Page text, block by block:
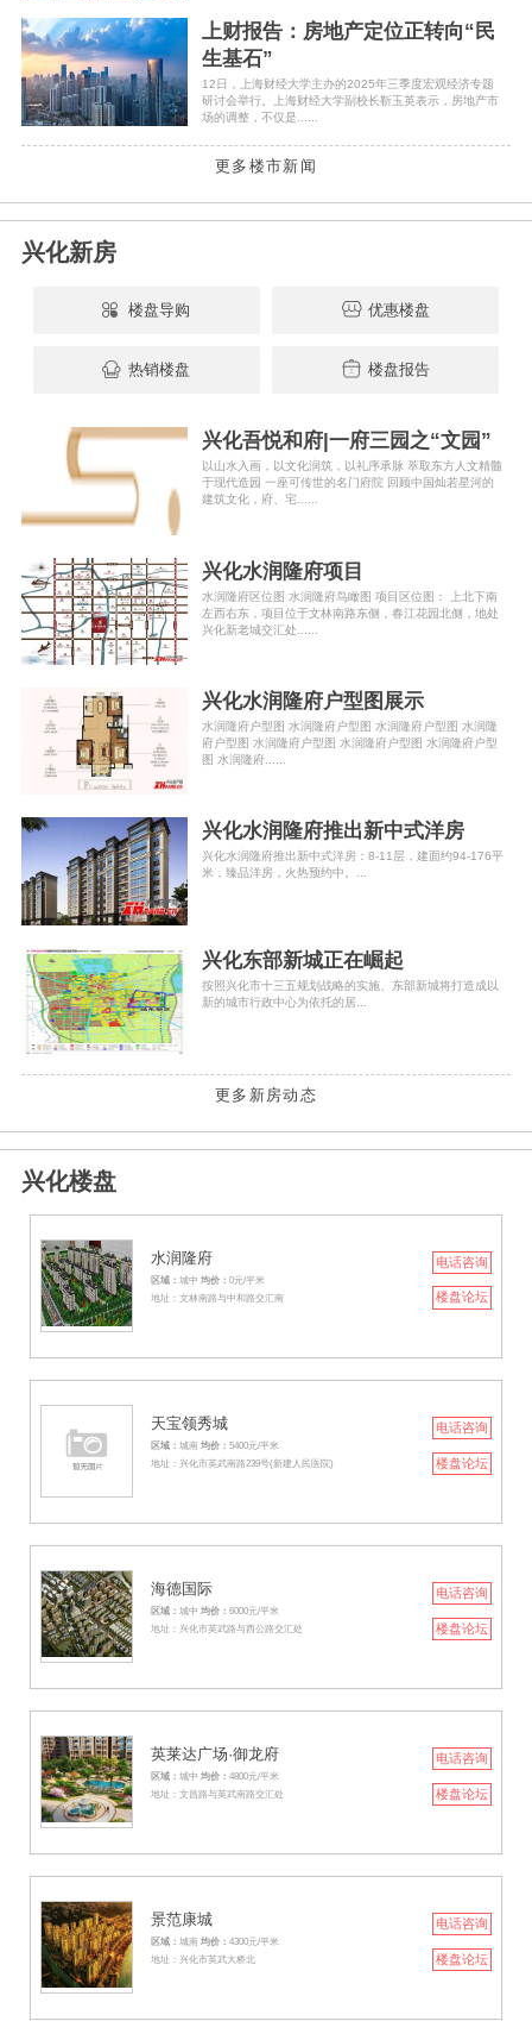
上财报告：房地产定位正转向“民
生基石”
12日，上海财经大学主办的2025年三季度宏观经济专题
研讨会举行。上海财经大学副校长靳玉英表示，房地产市
场的调整，不仅是......
更多楼市新闻
兴化新房
楼盘导购 优惠楼盘
热销楼盘 楼盘报告
兴化吾悦和府|一府三园之“文园”
以山水入画，以文化润筑，以礼序承脉 萃取东方人文精髓
于现代造园 一座可传世的名门府院 回顾中国灿若星河的
建筑文化，府、宅......
兴化水润隆府项目
水润隆府区位图 水润隆府鸟瞰图 项目区位图： 上北下南
左西右东，项目位于文林南路东侧，春江花园北侧，地处
兴化新老城交汇处......
兴化水润隆府户型图展示
水润隆府户型图 水润隆府户型图 水润隆府户型图 水润隆
府户型图 水润隆府户型图 水润隆府户型图 水润隆府户型
图 水润隆府......
兴化水润隆府推出新中式洋房
兴化水润隆府推出新中式洋房：8-11层，建面约94-176平
米，臻品洋房，火热预约中。...
兴化东部新城正在崛起
按照兴化市十三五规划战略的实施、东部新城将打造成以
新的城市行政中心为依托的居...
更多新房动态
兴化楼盘
水润隆府
区域： 城中 均价： 0元/平米
地址：文林南路与中和路交汇南
电话咨询
楼盘论坛
天宝领秀城
区域： 城南 均价： 5400元/平米
地址：兴化市英武南路239号(新建人民医院)
电话咨询
楼盘论坛
海德国际
区域： 城中 均价： 6000元/平米
地址：兴化市英武路与西公路交汇处
电话咨询
楼盘论坛
英莱达广场·御龙府
区域： 城中 均价： 4800元/平米
地址：文昌路与英武南路交汇处
电话咨询
楼盘论坛
景范康城
区域： 城南 均价： 4300元/平米
地址：兴化市英武大桥北
电话咨询
楼盘论坛